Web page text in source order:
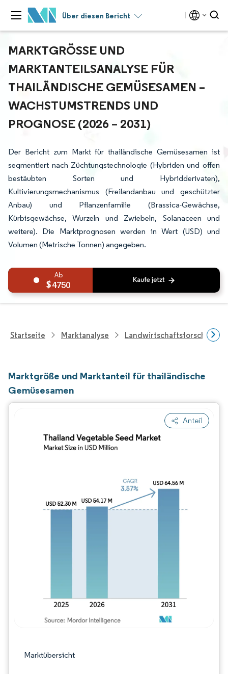
Über diesen Bericht
MARKTGRÖSSE UND M
ARKTANTEILSANALYSE FÜR T
HAILÄNDISCHE GEMÜSESAMEN – W
ACHSTUMSTRENDS UND P
ROGNOSE (2026 – 2031)
Der Bericht zum Markt für thailändische Gemüsesamen ist
segmentiert nach Züchtungstechnologie (Hybriden und offen
bestäubten Sorten und Hybridderivaten),
Kultivierungsmechanismus (Freilandanbau und geschützter
Anbau) und Pflanzenfamilie (Brassica-Gewächse,
Kürbisgewächse, Wurzeln und Zwiebeln, Solanaceen und
weitere). Die Marktprognosen werden in Wert (USD) und
Volumen (Metrische Tonnen) angegeben.
4750
Startseite Marktanalyse Landwirtschaftsforschung
Marktgröße und Marktanteil für thailändische
Gemüsesamen
Anteil
Marktübersicht